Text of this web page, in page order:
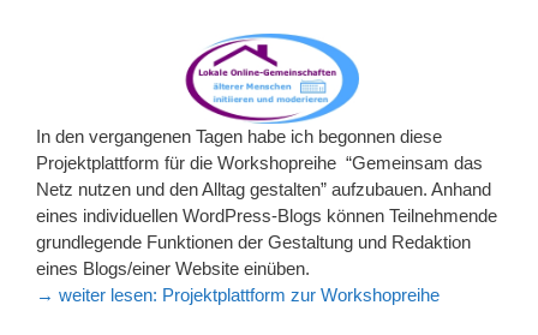
In den vergangenen Tagen habe ich begonnen diese
Projektplattform für die Workshopreihe “Gemeinsam das
Netz nutzen und den Alltag gestalten” aufzubauen. Anhand
eines individuellen WordPress-Blogs können Teilnehmende
grundlegende Funktionen der Gestaltung und Redaktion
eines Blogs/einer Website einüben.
→ weiter lesen: Projektplattform zur Workshopreihe